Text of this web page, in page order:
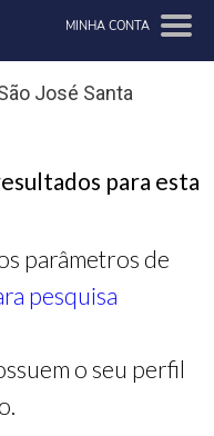
MINHA CONTA
José Santa
para esta
parâmetros de
pesquisa
o seu perfil